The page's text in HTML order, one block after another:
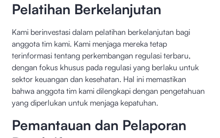
Pelatihan Berkelanjutan
Kami berinvestasi dalam pelatihan berkelanjutan bagi
anggota tim kami. Kami menjaga mereka tetap
terinformasi tentang perkembangan regulasi terbaru,
dengan fokus khusus pada regulasi yang berlaku untuk
sektor keuangan dan kesehatan. Hal ini memastikan
bahwa anggota tim kami dilengkapi dengan pengetahuan
yang diperlukan untuk menjaga kepatuhan.
Pemantauan dan Pelaporan